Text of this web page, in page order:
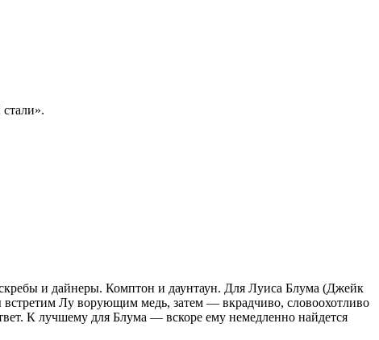
и дайнеры. Комптон и даунтаун. Для Луиса Блума (Джейк
Лу ворующим медь, затем — вкрадчиво, словоохотливо
К лучшему для Блума — вскоре ему немедленно найдется